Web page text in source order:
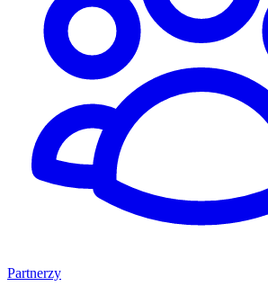
Partnerzy